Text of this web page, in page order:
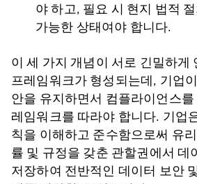
야 하고, 필요 시 현지 법적
가능한 상태여야 합니다.
이 세 가지 개념이 서로 긴밀하게
프레임워크가 형성되는데, 기업
안을 유지하면서 컴플라이언스
레임워크를 따라야 합니다. 기업
칙을 이해하고 준수함으로써 유
률 및 규정을 갖춘 관할권에서 데
저장하여 전반적인 데이터 보안